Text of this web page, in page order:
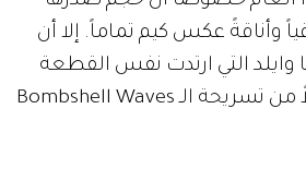
وأناقةً عكس كيم تماماً. إلا أن
وايلد التي ارتدت نفس القطعة
كانت لتبدو أكثر جمالاً من تسريحة الـ Bombshell Waves